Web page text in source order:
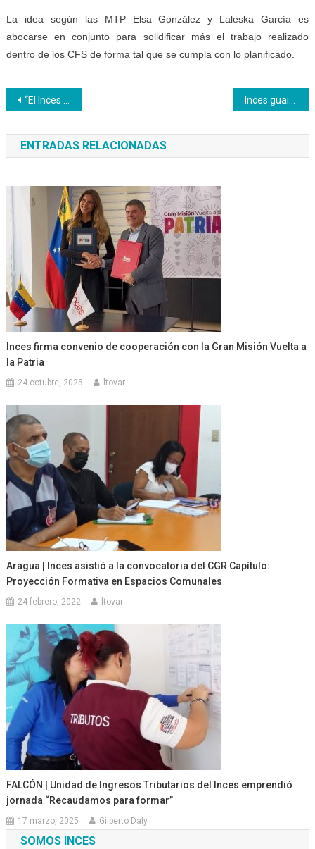
La idea según las MTP Elsa González y Laleska García es
abocarse en conjunto para solidificar más el trabajo realizado
dentro de los CFS de forma tal que se cumpla con lo planificado.
Navegación
de
entradas
“El Inces está en movilización por la paz de la Patria”
ENTRADAS RELACIONADAS
Inces firma convenio de cooperación con la Gran Misión Vuelta a
la Patria
24 octubre, 2025 ltovar
Aragua | Inces asistió a la convocatoria del CGR Capítulo:
Proyección Formativa en Espacios Comunales
24 febrero, 2022 ltovar
FALCÓN | Unidad de Ingresos Tributarios del Inces emprendió
jornada “Recaudamos para formar”
17 marzo, 2025 Gilberto Daly
SOMOS INCES